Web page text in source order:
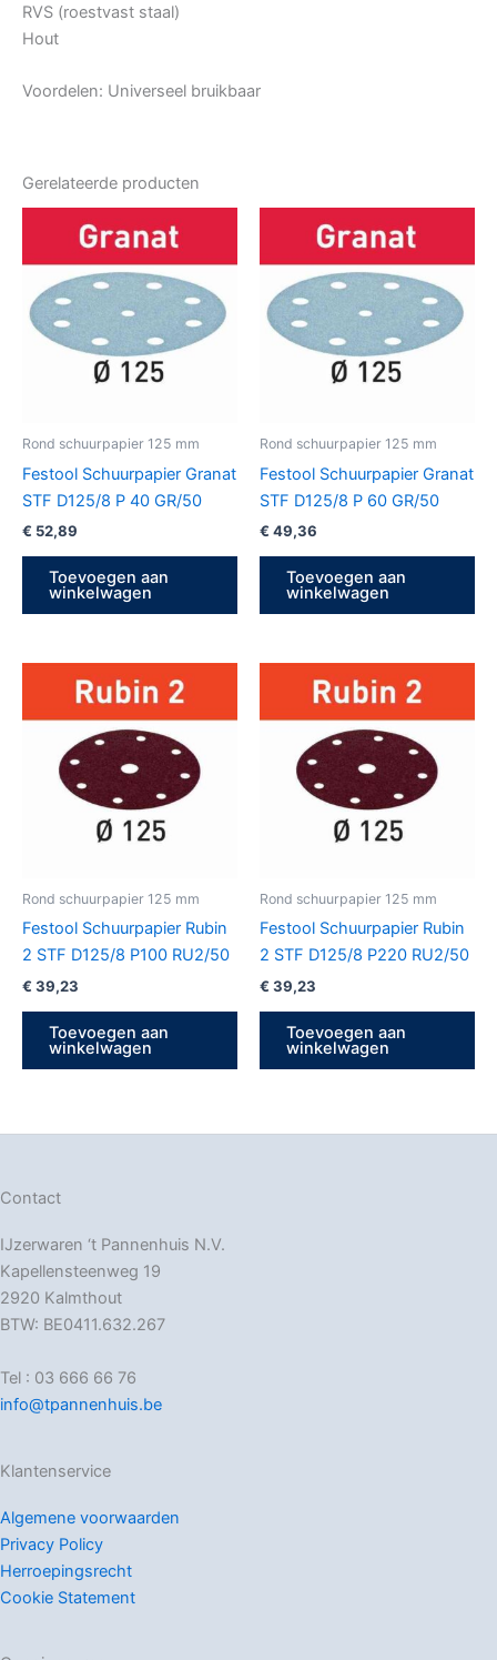
RVS (roestvast staal)
Hout
Voordelen: Universeel bruikbaar
Gerelateerde producten
Rond schuurpapier 125 mm
Festool Schuurpapier Granat
STF D125/8 P 40 GR/50
€ 52,89
Toevoegen aan
winkelwagen
Rond schuurpapier 125 mm
Festool Schuurpapier Granat
STF D125/8 P 60 GR/50
€ 49,36
Toevoegen aan
winkelwagen
Rond schuurpapier 125 mm
Festool Schuurpapier Rubin
2 STF D125/8 P100 RU2/50
€ 39,23
Toevoegen aan
winkelwagen
Rond schuurpapier 125 mm
Festool Schuurpapier Rubin
2 STF D125/8 P220 RU2/50
€ 39,23
Toevoegen aan
winkelwagen
Contact
IJzerwaren ‘t Pannenhuis N.V.
Kapellensteenweg 19
2920 Kalmthout
BTW: BE0411.632.267
Tel : 03 666 66 76
info@tpannenhuis.be
Klantenservice
Algemene voorwaarden
Privacy Policy
Herroepingsrecht
Cookie Statement